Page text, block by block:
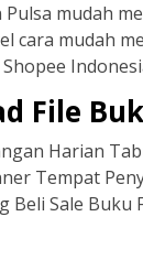
mudah
cara mudah
File
Harian
Tempat
Beli Sale Buku